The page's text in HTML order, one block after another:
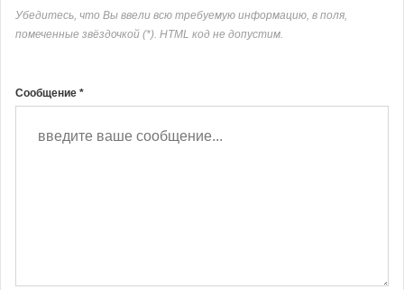
Убедитесь, что Вы ввели всю требуемую информацию, в поля,
помеченные звёздочкой (*). HTML код не допустим.
Сообщение *